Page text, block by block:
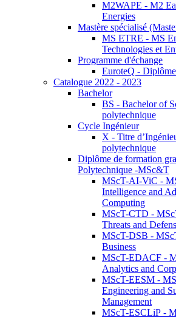
M2WAPE - M2
Energies
Mastère spécialisé
MS ETRE - MS
Technologies et
Programme d'échange
EuroteQ -
Catalogue 2022 - 2023
Bachelor
BS - Bachelor of
polytechnique
Cycle Ingénieur
X - Titre
polytechnique
Diplôme de formation
Polytechnique -MSc&T
MScT-AI-ViC -
Intelligence and
Computing
MScT-CTD -
Threats and
MScT-DSB -
Business
MScT-EDACF -
Analytics and
MScT-EESM -
Engineering and
Management
MScT-ESCLiP -